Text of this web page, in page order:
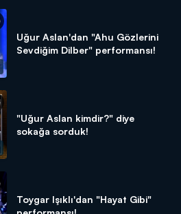
Uğur Aslan'dan "Ahu Gözlerini
Sevdiğim Dilber" performansı!
"Uğur Aslan kimdir?" diye
sokağa sorduk!
Toygar Işıklı'dan "Hayat Gibi"